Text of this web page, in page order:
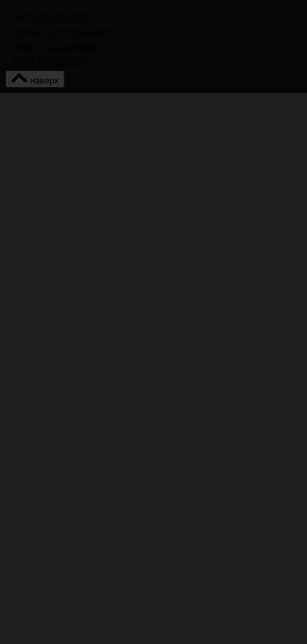
наверх